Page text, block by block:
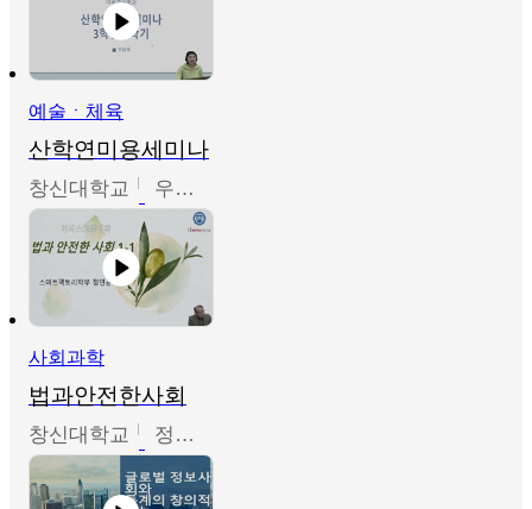
예술ㆍ체육
산학연미용세미나
창신대학교 우미옥,오윤경,박선이
사회과학
법과안전한사회
창신대학교 정연균